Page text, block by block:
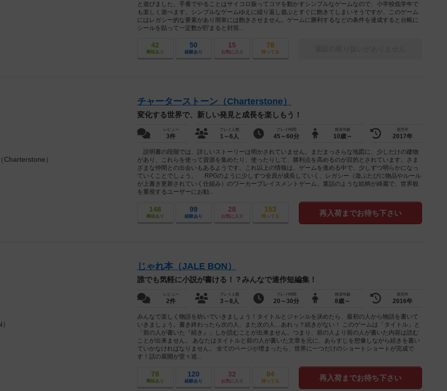
と遊びました。手番でやることはサイコロ振ってコマを動かすシンプルなゲームなので、小学校低学年で
も楽しく遊べます。シンプルなゲームゆえに繰り返し遊ぶとすぐに飽きてしまいそうですが、このゲーム
にはレガシー的な要素があり簡単には飽きさせません。ゲームに勝利するなどの条件を達成すると台帳に
シールを貼って一定数が貯まると封筒...
42
興味あり
50
経験あり
15
お気に入り
78
持ってる
チャーターストーン（Charterstone）
変化する世界で、新しい発見と成長を楽しもう！
レビュー
3件
プレイ人数
1～6人
プレイ時間
45～60分
推奨年齢
10歳～
発売年
2017年
説明書の段階では、詳しいストーリーは明かされていません。まだまっさらな地図に、少しだけの建物
があり、これらを使って資源を集めたり、使ったりして、勝利点を高めるのが目的とされています。さま
ざまな仲間との出会いもあるようです。これ以上の情報は、ゲームを進める中で、少しずつ明らかになっ
ていくことでしょう。 RPGのように少しずつ全員が成長していく、レガシー（遊ぶたびに物品やルール
が上書き更新されていく仕組み）のワーカープレイスメントゲーム。童話のような絵柄が綺麗で、世界観
を重視するユーザーにお勧...
148
興味あり
99
経験あり
28
お気に入り
153
持ってる 再入荷までお待ち下さい
じゃれ本（JALE BON）
誰でも気軽に小説が書ける！？みんなで連作短編集！
レビュー
2件
プレイ人数
3～8人
プレイ時間
20～30分
推奨年齢
8歳～
発売年
2016年
みんなで楽しく物語を紡いでいきましょう！タイトルとジャンルを決めたら、最初の人から物語を書いて
いきましょう。書き終わったら次の人、また次の人…あれっ？続きがない！ このゲームは「タイトル」と
「前の人が書いた『続き』」しか読むことが出来ません。つまり、前の人より前の人が書いた内容は読む
ことが出来ません。 あなたはタイトルと前の人が書いた文章を元に、あらすじを想像しながら続きを書い
ていかなければなりません。 全てのページが埋まったら、世界に一つだけのショートショートが完成で
す！話の展開が堂々巡...
78
興味あり
120
経験あり
32
お気に入り
84
持ってる 再入荷までお待ち下さい